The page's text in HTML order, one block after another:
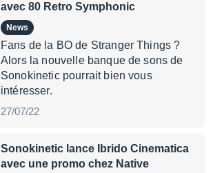
avec 80 Retro Symphonic
News
Fans de la BO de Stranger Things ?
Alors la nouvelle banque de sons de
Sonokinetic pourrait bien vous
intéresser.
27/07/22
Sonokinetic lance Ibrido Cinematica
avec une promo chez Native